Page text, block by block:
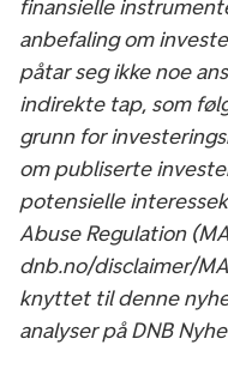
finansielle
anbefaling om
påtar seg ikke noe
indirekte tap, som
grunn for
om publiserte
potensielle
Abuse Regulation
dnb.no/disclaimer/
knyttet til denne
analyser på DNB